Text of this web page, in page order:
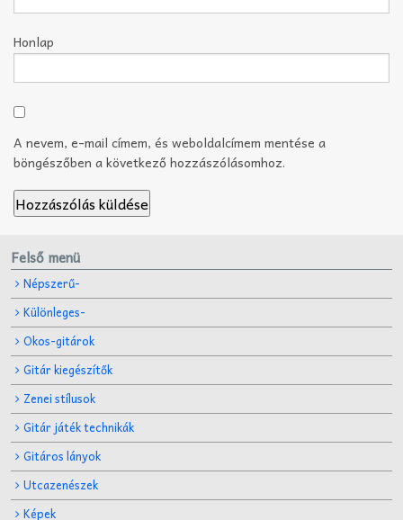
Honlap
A nevem, e-mail címem, és weboldalcímem mentése a
böngészőben a következő hozzászólásomhoz.
Felső menü
Népszerű-
Különleges-
Okos-gitárok
Gitár kiegészítők
Zenei stílusok
Gitár játék technikák
Gitáros lányok
Utcazenészek
Képek